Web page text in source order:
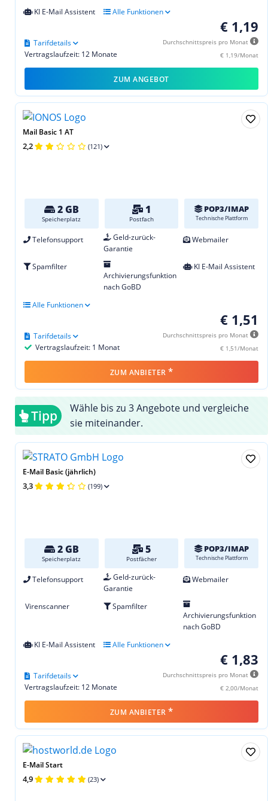
KI E-Mail Assistent
Alle Funktionen
€ 1,19
Durchschnittspreis pro Monat
€ 1,19/Monat
Vertragslaufzeit: 12 Monate
Tarifdetails
ZUM ANGEBOT
Mail Basic 1 AT
2,2 (121)
2 GB
Speicherplatz
1
Postfach
POP3/IMAP
Technische Plattform
Telefonsupport
Geld-zurück-
Garantie
Webmailer
Spamfilter
Archivierungsfunktion
nach GoBD
KI E-Mail Assistent
Alle Funktionen
€ 1,51
Durchschnittspreis pro Monat
€ 1,51/Monat
Vertragslaufzeit: 1 Monat
Tarifdetails
ZUM ANBIETER *
Tipp
Wähle bis zu 3 Angebote und vergleiche
sie miteinander.
E-Mail Basic (jährlich)
3,3 (199)
2 GB
Speicherplatz
5
Postfächer
POP3/IMAP
Technische Plattform
Telefonsupport
Geld-zurück-
Garantie
Webmailer
Virenscanner
Spamfilter
Archivierungsfunktion
nach GoBD
KI E-Mail Assistent
Alle Funktionen
€ 1,83
Durchschnittspreis pro Monat
€ 2,00/Monat
Vertragslaufzeit: 12 Monate
Tarifdetails
ZUM ANBIETER *
E-Mail Start
4,9 (23)